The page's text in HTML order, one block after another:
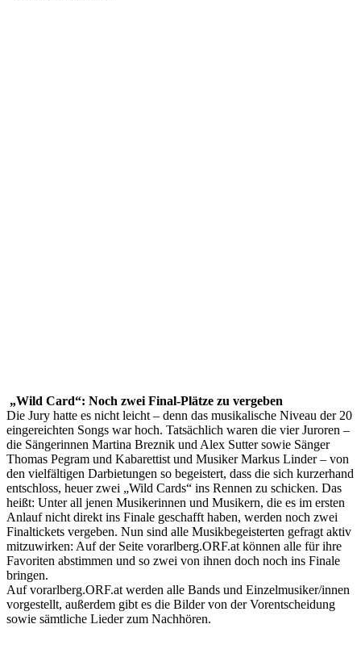
„Wild Card“: Noch zwei Final-Plätze zu vergeben
Die Jury hatte es nicht leicht – denn das musikalische Niveau der 20
eingereichten Songs war hoch. Tatsächlich waren die vier Juroren –
die Sängerinnen Martina Breznik und Alex Sutter sowie Sänger
Thomas Pegram und Kabarettist und Musiker Markus Linder – von
den vielfältigen Darbietungen so begeistert, dass die sich kurzerhand
entschloss, heuer zwei „Wild Cards“ ins Rennen zu schicken. Das
heißt: Unter all jenen Musikerinnen und Musikern, die es im ersten
Anlauf nicht direkt ins Finale geschafft haben, werden noch zwei
Finaltickets vergeben. Nun sind alle Musikbegeisterten gefragt aktiv
mitzuwirken: Auf der Seite vorarlberg.ORF.at können alle für ihre
Favoriten abstimmen und so zwei von ihnen doch noch ins Finale
bringen.
Auf vorarlberg.ORF.at werden alle Bands und Einzelmusiker/innen
vorgestellt, außerdem gibt es die Bilder von der Vorentscheidung
sowie sämtliche Lieder zum Nachhören.